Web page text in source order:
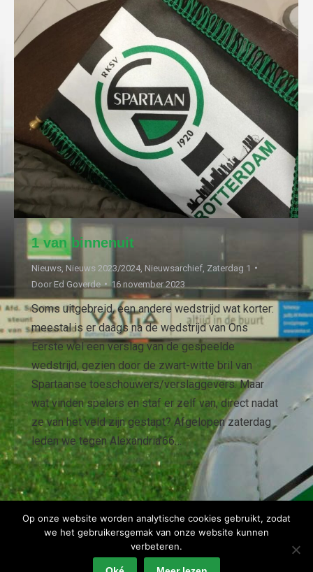
1 van binnenuit
Nieuws Nieuws 2023/2024, Nieuwsarchief Zaterdag 1
Door Ed Goverde 16 november 2023
Soms uitgebreid, een andere wedstrijd wat korter:
meestal is er daags na de wedstrijd van Ons
Eerste wel een verslag van de gespeelde
wedstrijd, gezien door de zwart-witte bril van
Spartaanse toeschouwers/verslaggevers. Maar
wat vinden spelers en staf er zelf van, direct nadat
ze van het veld zijn gestapt? Afgelopen zaterdag
leden we tegen Alexandria’66…
1 2 3 →
Op onze website worden analytische cookies gebruikt, zodat
we het gebruikersgemak van onze website kunnen
verbeteren.